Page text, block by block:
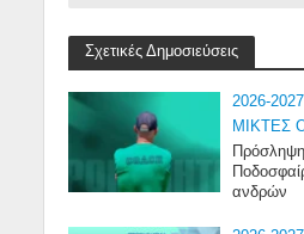
Σχετικές Δημοσιεύσεις
2026-2027
ΜΙΚΤΕΣ
ανδρών